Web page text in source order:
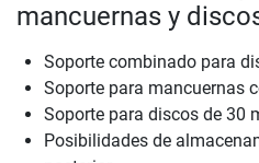
mancuernas y
Soporte combinado para
Soporte para mancuernas
Soporte para discos de 30
Posibilidades de